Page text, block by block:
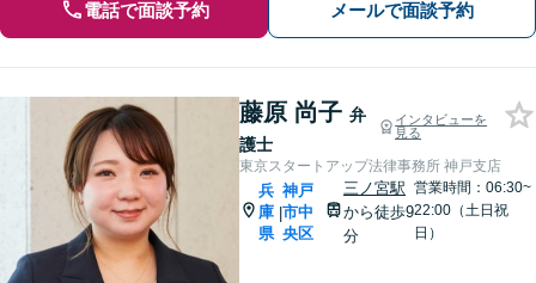
電話で面談予約 メールで面談予約
藤原 尚子 弁
護士
インタビューを
見る
東京スタートアップ法律事務所 神戸支店
兵
庫
県
|
神戸
市中
央区
三ノ宮駅
から徒歩9
分
営業時間：06:30~
22:00（土日祝
日）